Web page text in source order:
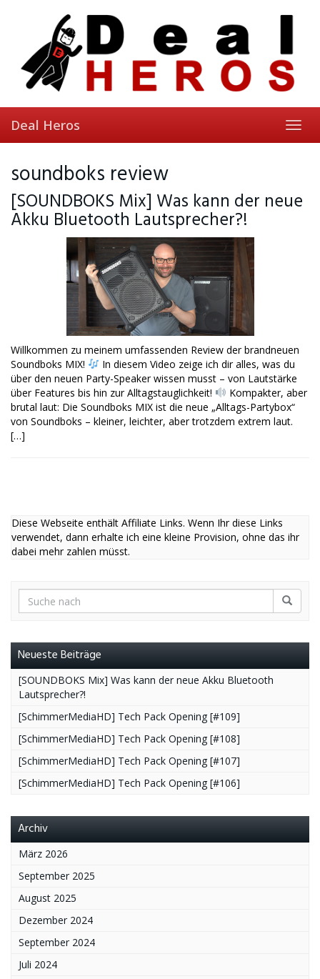
Deal Heros
soundboks review
[SOUNDBOKS Mix] Was kann der neue
Akku Bluetooth Lautsprecher?!
Willkommen zu meinem umfassenden Review der brandneuen
Soundboks MIX!
In diesem Video zeige ich dir alles, was du
über den neuen Party-Speaker wissen musst – von Lautstärke
über Features bis hin zur Alltagstauglichkeit!
Kompakter, aber
brutal laut: Die Soundboks MIX ist die neue „Alltags-Partybox“
von Soundboks – kleiner, leichter, aber trotzdem extrem laut.
[…]
Diese Webseite enthält Affiliate Links. Wenn Ihr diese Links
verwendet, dann erhalte ich eine kleine Provision, ohne das ihr
dabei mehr zahlen müsst.
Neueste Beiträge
[SOUNDBOKS Mix] Was kann der neue Akku Bluetooth
Lautsprecher?!
[SchimmerMediaHD] Tech Pack Opening [#109]
[SchimmerMediaHD] Tech Pack Opening [#108]
[SchimmerMediaHD] Tech Pack Opening [#107]
[SchimmerMediaHD] Tech Pack Opening [#106]
Archiv
März 2026
September 2025
August 2025
Dezember 2024
September 2024
Juli 2024